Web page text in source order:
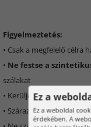
Figyelmeztetés:
• Csak a megfelelő célra
• Ne festse a
szálakat
• Kerülje a nyílt lánggal
• Száraz, hűvös helyen
Ez a
Ez a weboldal
érdekében. A